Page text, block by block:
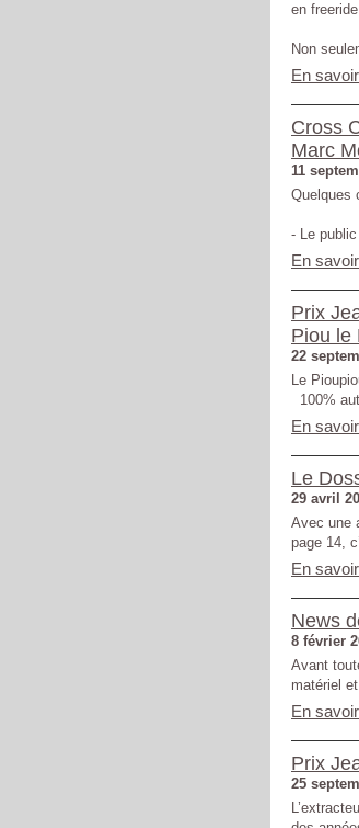
en
Non
En
Cross
Marc
11
Quelques
- Le
En
Prix
Piou le
22
Le
100%
En
Le
29 avril
Avec une
page 14,
En
News
8 février
Avant
matériel
En
Prix
25